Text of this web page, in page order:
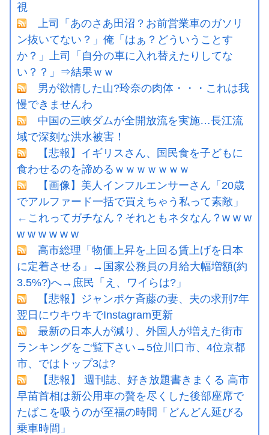
視
上司「あのさあ田沼？お前営業車のガソリ
ン抜いてない？」俺「はぁ？どういうことす
か？」上司「自分の車に入れ替えたりしてな
い？？」⇒結果ｗｗ
男が欲情した山?玲奈の肉体・・・これは我
慢できませんわ
中国の三峡ダムが全開放流を実施…長江流
域で深刻な洪水被害！
【悲報】イギリスさん、国民食を子どもに
食わせるのを諦めるｗｗｗｗｗｗｗ
【画像】美人インフルエンサーさん「20歳
でアルファード一括で買えちゃう私って素敵」
←これってガチなん？それともネタなん？w w w
w w w w w w
高市総理「物価上昇を上回る賃上げを日本
に定着させる」→国家公務員の月給大幅増額(約
3.5%?)へ→庶民「え、ワイらは?」
【悲報】ジャンポケ斉藤の妻、夫の求刑7年
翌日にウキウキでInstagram更新
最新の日本人が減り、外国人が増えた街市
ランキングをご覧下さい→5位川口市、4位京都
市、ではトップ3は?
【悲報】 週刊誌、好き放題書きまくる 高市
早苗首相は新公用車の贅を尽くした後部座席で
たばこを吸うのが至福の時間「どんどん延びる
乗車時間」